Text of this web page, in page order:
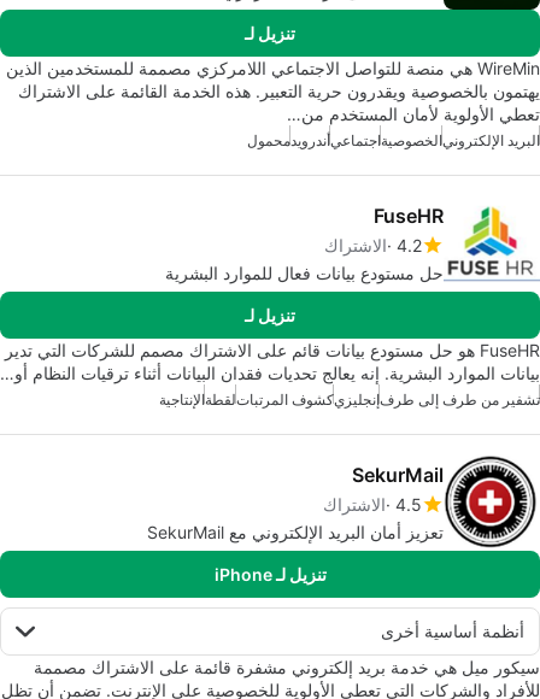
تنزيل لـ
WireMin هي منصة للتواصل الاجتماعي اللامركزي مصممة للمستخدمين الذين
يهتمون بالخصوصية ويقدرون حرية التعبير. هذه الخدمة القائمة على الاشتراك
تعطي الأولوية لأمان المستخدم من…
البريد الإلكترونيالخصوصيةاجتماعيأندرويدمحمول
FuseHR
4.2 الاشتراك
حل مستودع بيانات فعال للموارد البشرية
تنزيل لـ
FuseHR هو حل مستودع بيانات قائم على الاشتراك مصمم للشركات التي تدير
بيانات الموارد البشرية. إنه يعالج تحديات فقدان البيانات أثناء ترقيات النظام أو…
تشفير من طرف إلى طرفإنجليزيكشوف المرتباتلقطةالإنتاجية
SekurMail
4.5 الاشتراك
تعزيز أمان البريد الإلكتروني مع SekurMail
تنزيل لـ iPhone
أنظمة أساسية أخرى
سيكور ميل هي خدمة بريد إلكتروني مشفرة قائمة على الاشتراك مصممة
للأفراد والشركات التي تعطي الأولوية للخصوصية على الإنترنت. تضمن أن تظل